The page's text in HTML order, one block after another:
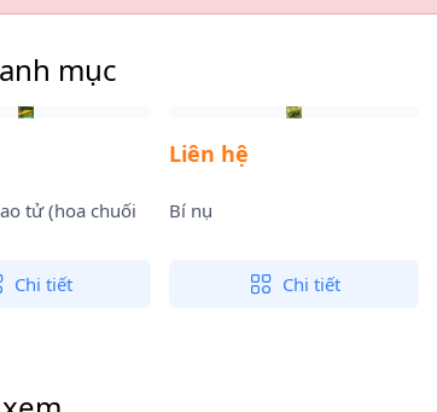
mục
tử (hoa chuối
Chi tiết
Liên hệ
Bí nụ
Chi tiết